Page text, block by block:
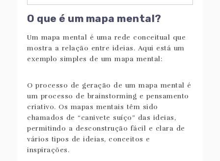
O que é um mapa mental?
Um mapa mental é uma rede conceitual que
mostra a relação entre ideias. Aqui está um
exemplo simples de um mapa mental:
O processo de geração de um mapa mental é
um processo de brainstorming e pensamento
criativo. Os mapas mentais têm sido
chamados de “canivete suíço” das ideias,
permitindo a desconstrução fácil e clara de
vários tipos de ideias, conceitos e
inspirações.